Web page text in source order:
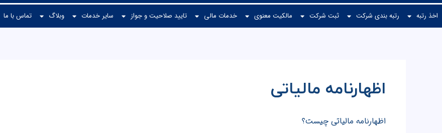
اخذ رتبه رتبه بندی شرکت ثبت شرکت مالكیت معنوی خدمات مالی تایید صلاحیت و جواز سایر خدمات وبلاگ تماس با ما
اظهارنامه مالیاتی
اظهارنامه مالیاتی چیست؟